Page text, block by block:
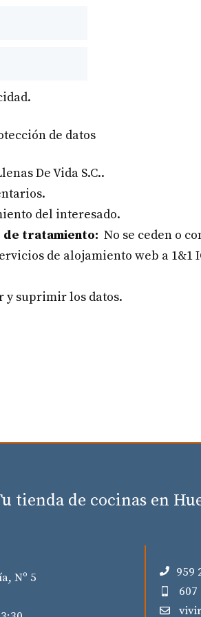
de datos
De Vida S.C..
del interesado.
de tratamiento: No se ceden o
de alojamiento web a 1&1
y suprimir los datos.
tienda de cocinas en
Nº 5
959
607